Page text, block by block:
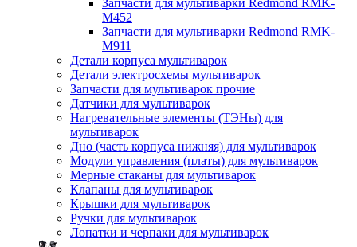
Запчасти для мультиварки Redmond RMK-
M452
Запчасти для мультиварки Redmond RMK-
M911
Детали корпуса мультиварок
Детали электросхемы мультиварок
Запчасти для мультиварок прочие
Датчики для мультиварок
Нагревательные элементы (ТЭНы) для
мультиварок
Дно (часть корпуса нижняя) для мультиварок
Модули управления (платы) для мультиварок
Мерные стаканы для мультиварок
Клапаны для мультиварок
Крышки для мультиварок
Ручки для мультиварок
Лопатки и черпаки для мультиварок